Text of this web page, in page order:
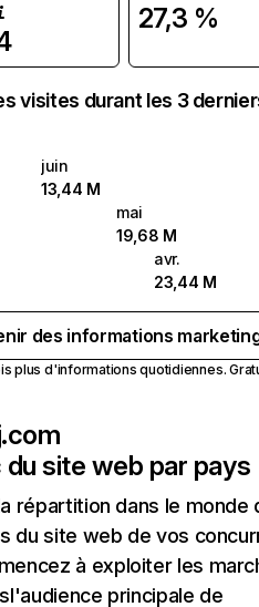
27,3 %
visites durant les 3
juin
13,44 M
mai
19,68 M
avr.
23,44 M
des informations
plus d'informations quotidiennes.
du site web par pays
répartition dans le monde
du site web de vos
à exploiter les
principale de